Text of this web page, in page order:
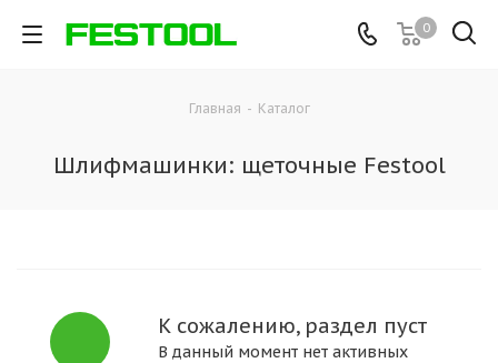
0
Главная - Каталог
Шлифмашинки: щеточные Festool
К сожалению, раздел пуст
В данный момент нет активных